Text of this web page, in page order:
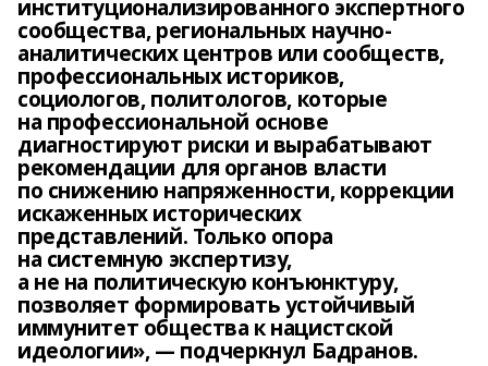
институционализированного экспертного
сообщества, региональных научно-
аналитических центров или сообществ,
профессиональных историков,
социологов, политологов, которые
на профессиональной основе
диагностируют риски и вырабатывают
рекомендации для органов власти
по снижению напряженности, коррекции
искаженных исторических
представлений. Только опора
на системную экспертизу,
а не на политическую конъюнктуру,
позволяет формировать устойчивый
иммунитет общества к нацистской
идеологии», — подчеркнул Бадранов.